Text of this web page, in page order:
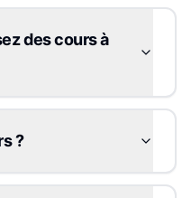
des cours à
?